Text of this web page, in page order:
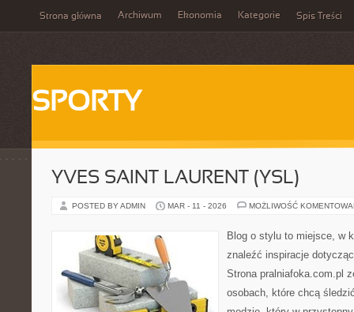
Strona główna Archiwum Ekonomia Kategorie Spis Treści
SPORTY
YVES SAINT LAURENT (YSL)
POSTED BY ADMIN MAR - 11 - 2026 MOŻLIWOŚĆ
Blog o stylu to miejsce, w
znaleźć inspiracje
Strona pralniafoka.com.pl
osobach, które chcą